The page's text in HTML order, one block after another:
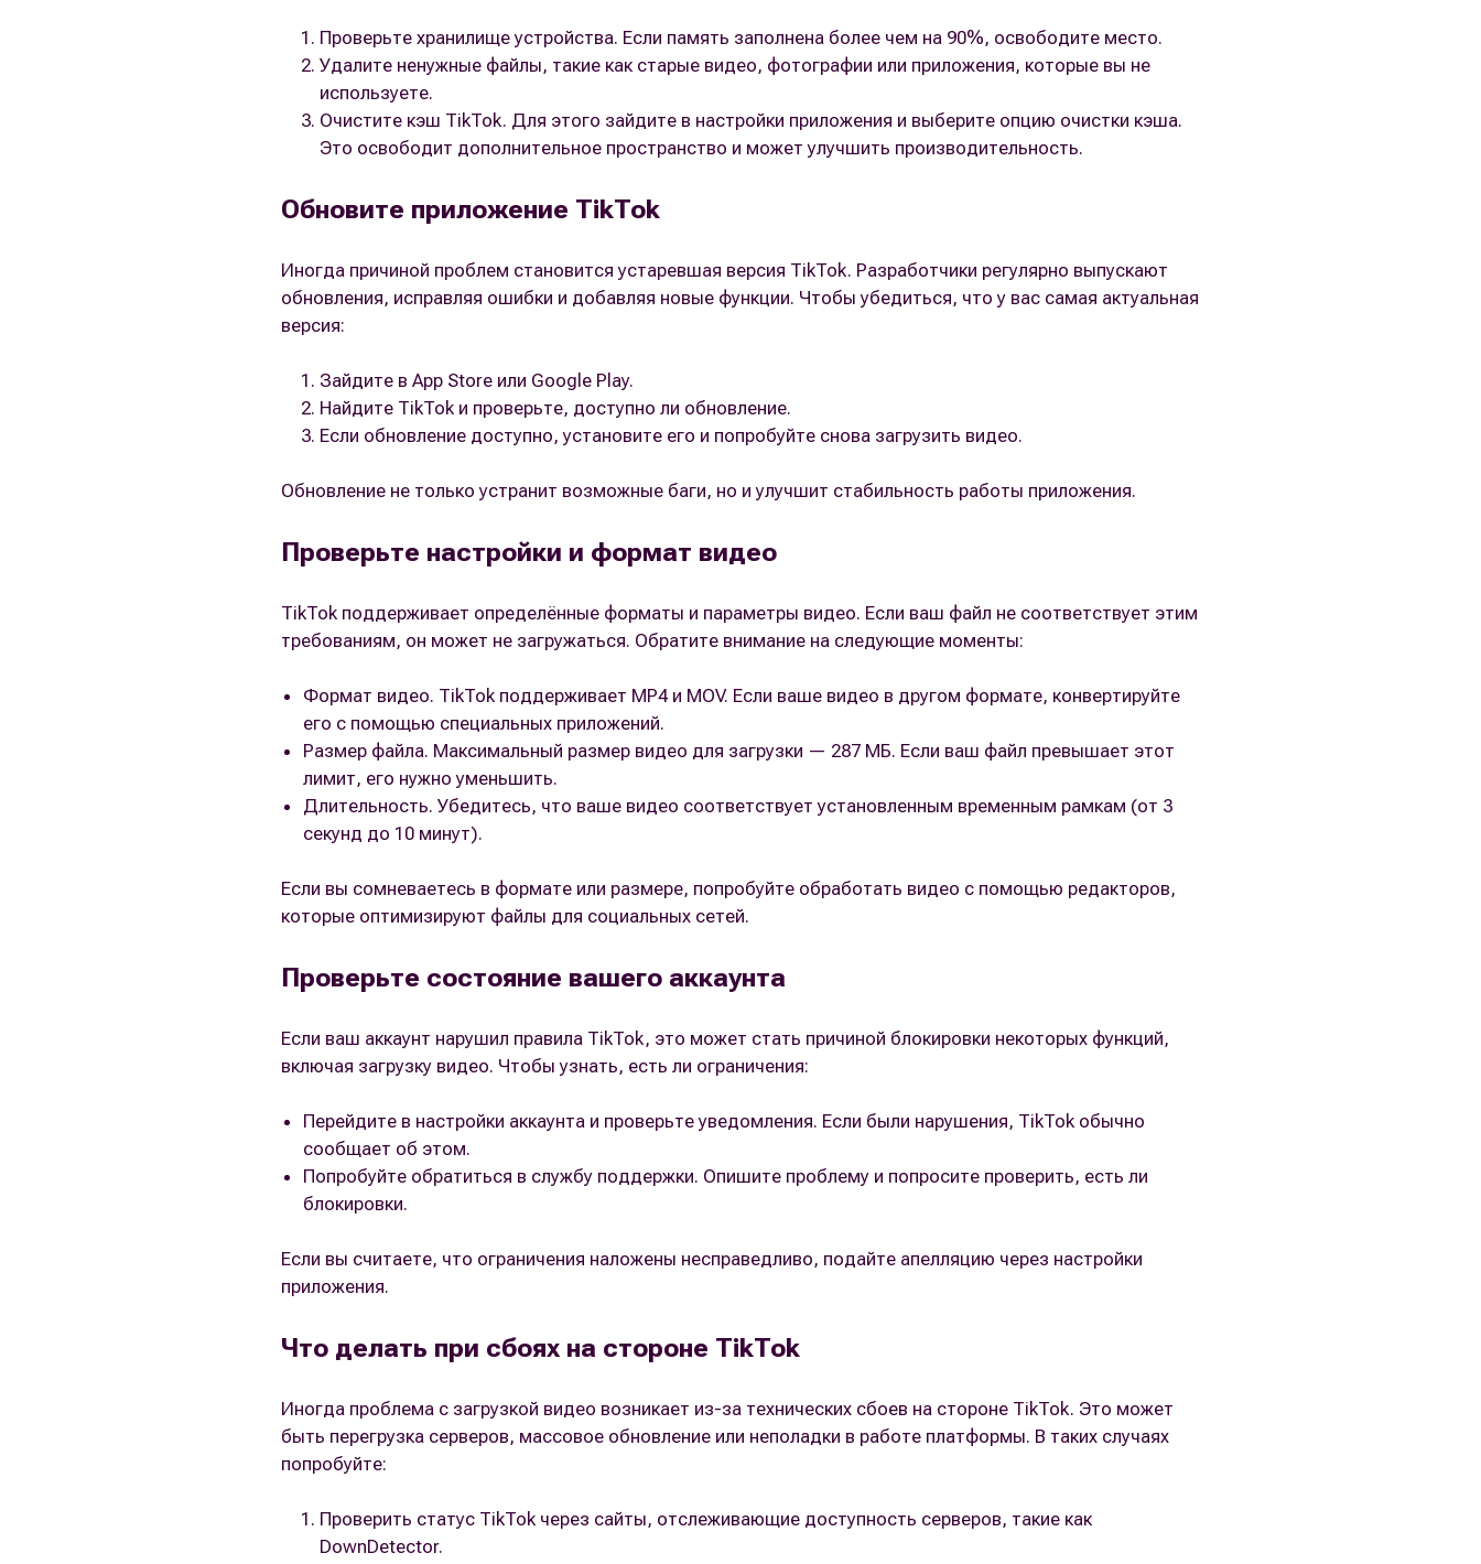
Проверьте хранилище устройства. Если память заполнена более чем на 90%, освободите место.
Удалите ненужные файлы, такие как старые видео, фотографии или приложения, которые вы не
используете.
Очистите кэш TikTok. Для этого зайдите в настройки приложения и выберите опцию очистки кэша.
Это освободит дополнительное пространство и может улучшить производительность.
Обновите приложение TikTok
Иногда причиной проблем становится устаревшая версия TikTok. Разработчики регулярно выпускают
обновления, исправляя ошибки и добавляя новые функции. Чтобы убедиться, что у вас самая актуальная
версия:
Зайдите в App Store или Google Play.
Найдите TikTok и проверьте, доступно ли обновление.
Если обновление доступно, установите его и попробуйте снова загрузить видео.
Обновление не только устранит возможные баги, но и улучшит стабильность работы приложения.
Проверьте настройки и формат видео
TikTok поддерживает определённые форматы и параметры видео. Если ваш файл не соответствует этим
требованиям, он может не загружаться. Обратите внимание на следующие моменты:
Формат видео. TikTok поддерживает MP4 и MOV. Если ваше видео в другом формате, конвертируйте
его с помощью специальных приложений.
Размер файла. Максимальный размер видео для загрузки — 287 МБ. Если ваш файл превышает этот
лимит, его нужно уменьшить.
Длительность. Убедитесь, что ваше видео соответствует установленным временным рамкам (от 3
секунд до 10 минут).
Если вы сомневаетесь в формате или размере, попробуйте обработать видео с помощью редакторов,
которые оптимизируют файлы для социальных сетей.
Проверьте состояние вашего аккаунта
Если ваш аккаунт нарушил правила TikTok, это может стать причиной блокировки некоторых функций,
включая загрузку видео. Чтобы узнать, есть ли ограничения:
Перейдите в настройки аккаунта и проверьте уведомления. Если были нарушения, TikTok обычно
сообщает об этом.
Попробуйте обратиться в службу поддержки. Опишите проблему и попросите проверить, есть ли
блокировки.
Если вы считаете, что ограничения наложены несправедливо, подайте апелляцию через настройки
приложения.
Что делать при сбоях на стороне TikTok
Иногда проблема с загрузкой видео возникает из-за технических сбоев на стороне TikTok. Это может
быть перегрузка серверов, массовое обновление или неполадки в работе платформы. В таких случаях
попробуйте:
Проверить статус TikTok через сайты, отслеживающие доступность серверов, такие как
DownDetector.